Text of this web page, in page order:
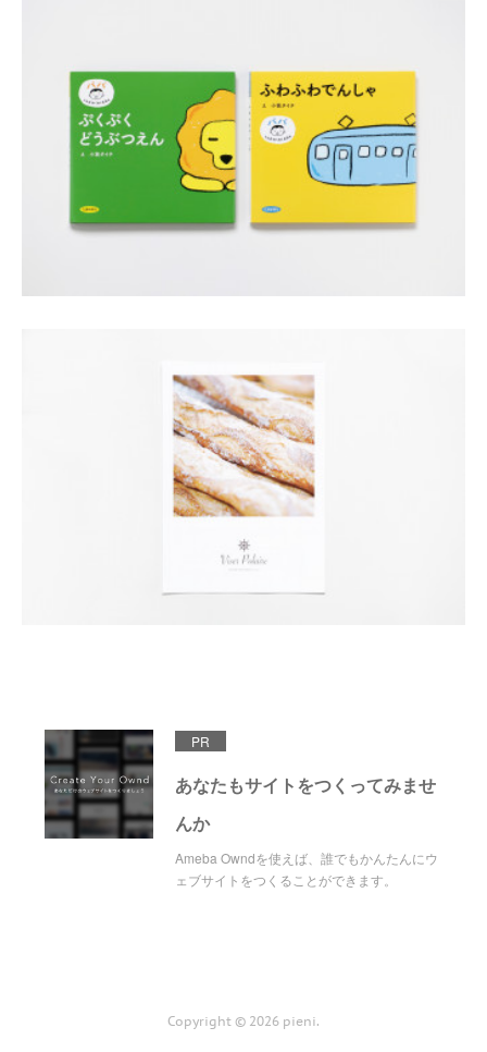
PR
あなたもサイトをつくってみませ
んか
Ameba Owndを使えば、誰でもかんたんにウ
ェブサイトをつくることができます。
Copyright © 2026 pieni.